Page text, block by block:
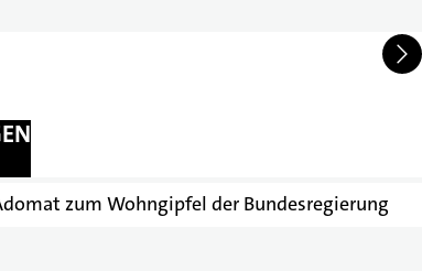
zum Wohngipfel der Bundesregierung